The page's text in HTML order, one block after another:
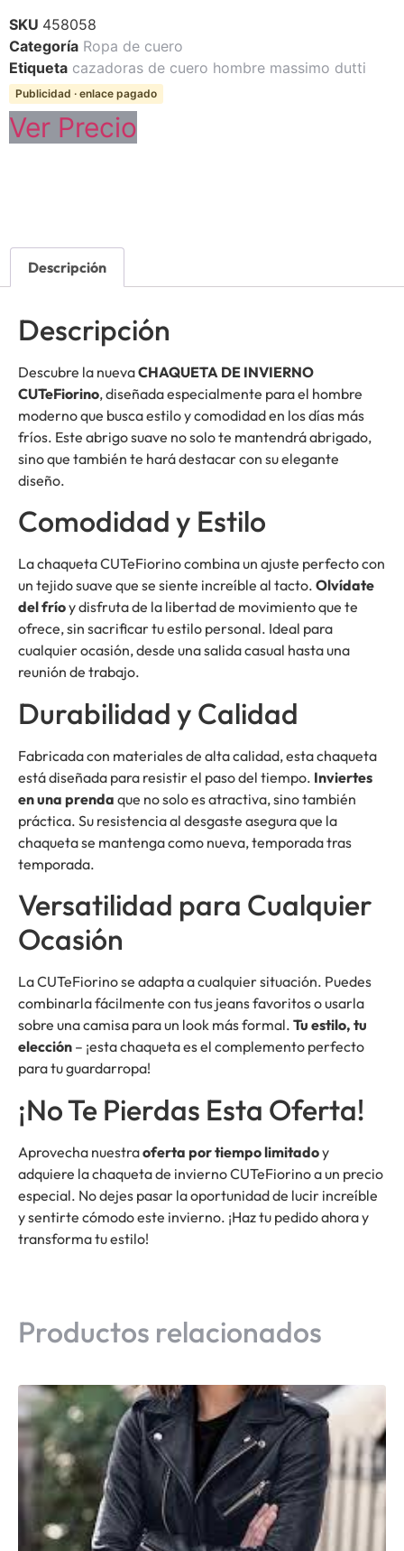
SKU 458058
Categoría Ropa de cuero
Etiqueta cazadoras de cuero hombre massimo dutti
Publicidad · enlace pagado
Ver Precio
Descripción
Descripción
Descubre la nuevaCHAQUETA DE INVIERNO
CUTeFiorino, diseñada especialmente para el hombre
moderno que busca estilo y comodidad en los días más
fríos. Este abrigo suave no solo te mantendrá abrigado,
sino que también te hará destacar con su elegante
diseño.
Comodidad y Estilo
La chaqueta CUTeFiorino combina un ajuste perfecto con
un tejido suave que se siente increíble al tacto. Olvídate
del fríoy disfruta de la libertad de movimiento que te
ofrece, sin sacrificar tu estilo personal. Ideal para
cualquier ocasión, desde una salida casual hasta una
reunión de trabajo.
Durabilidad y Calidad
Fabricada con materiales de alta calidad, esta chaqueta
está diseñada para resistir el paso del tiempo. Inviertes
en una prenda que no solo es atractiva, sino también
práctica. Su resistencia al desgaste asegura que la
chaqueta se mantenga como nueva, temporada tras
temporada.
Versatilidad para Cualquier
Ocasión
La CUTeFiorino se adapta a cualquier situación. Puedes
combinarla fácilmente con tus jeans favoritos o usarla
sobre una camisa para un look más formal. Tu estilo, tu
elección – ¡esta chaqueta es el complemento perfecto
para tu guardarropa!
¡No Te Pierdas Esta Oferta!
Aprovecha nuestraoferta por tiempo limitadoy
adquiere la chaqueta de invierno CUTeFiorino a un precio
especial. No dejes pasar la oportunidad de lucir increíble
y sentirte cómodo este invierno. ¡Haz tu pedido ahora y
transforma tu estilo!
Productos relacionados